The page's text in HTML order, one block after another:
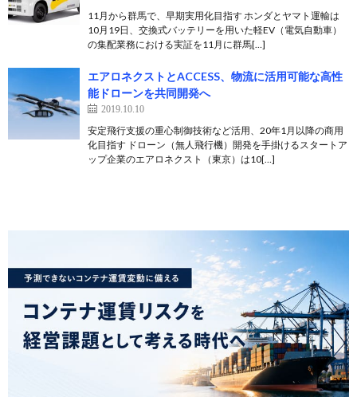
11月から群馬で、早期実用化目指す ホンダとヤマト運輸は
10月19日、交換式バッテリーを用いた軽EV（電気自動車）
の集配業務における実証を11月に群馬[…]
エアロネクストとACCESS、物流に活用可能な高性
能ドローンを共同開発へ
2019.10.10
安定飛行支援の重心制御技術など活用、20年1月以降の商用
化目指す ドローン（無人飛行機）開発を手掛けるスタートア
ップ企業のエアロネクスト（東京）は10[…]